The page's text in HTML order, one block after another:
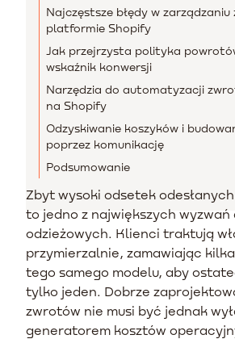
Najczęstsze błędy w
platformie Shopify
Jak przejrzysta polityka
wskaźnik konwersji
Narzędzia do automatyzacji
na Shopify
Odzyskiwanie koszyków i
poprzez komunikację
Podsumowanie
Zbyt wysoki odsetek
to jedno z największych wyzwań
odzieżowych. Klienci traktują
przymierzalnie, zamawiając
tego samego modelu, aby
tylko jeden. Dobrze
zwrotów nie musi być jednak
generatorem kosztów